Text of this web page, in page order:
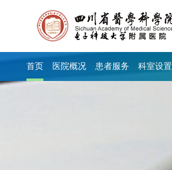
首页 医院概况 患者服务 科室设置